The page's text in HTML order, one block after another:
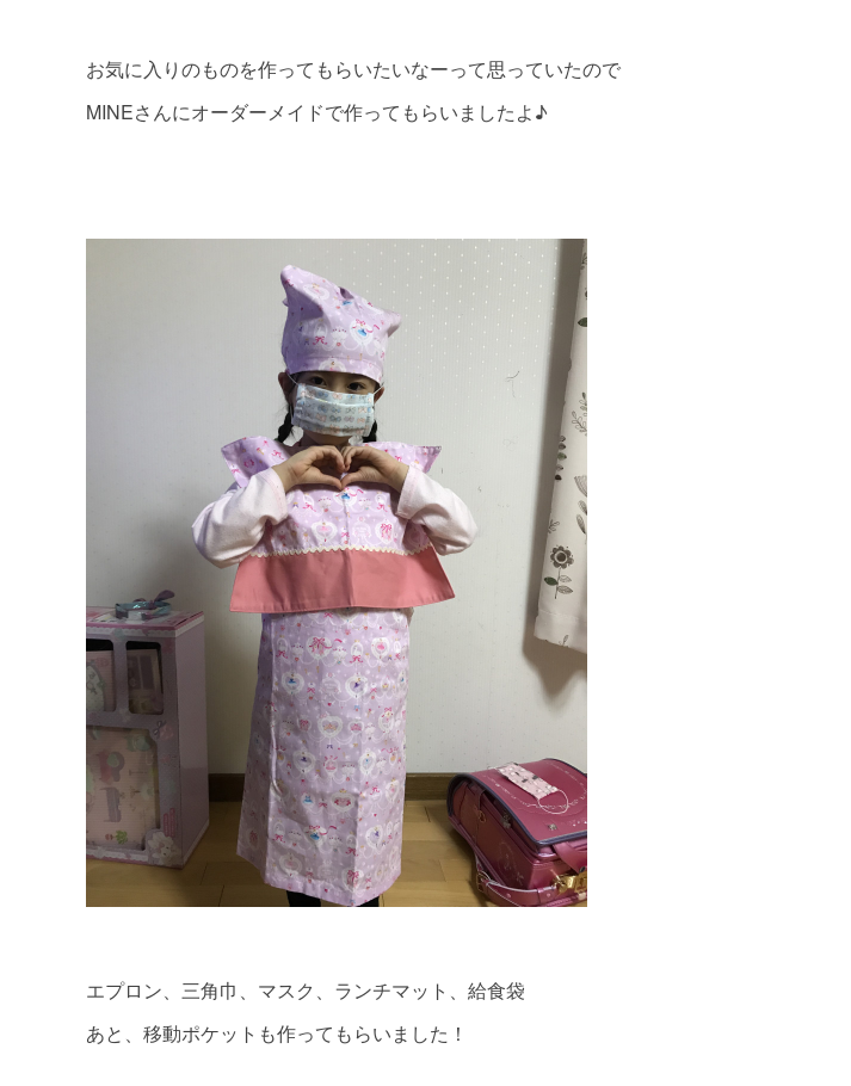
お気に入りのものを作ってもらいたいなーって思っていたので
MINEさんにオーダーメイドで作ってもらいましたよ♪
エプロン、三角巾、マスク、ランチマット、給食袋
あと、移動ポケットも作ってもらいました！